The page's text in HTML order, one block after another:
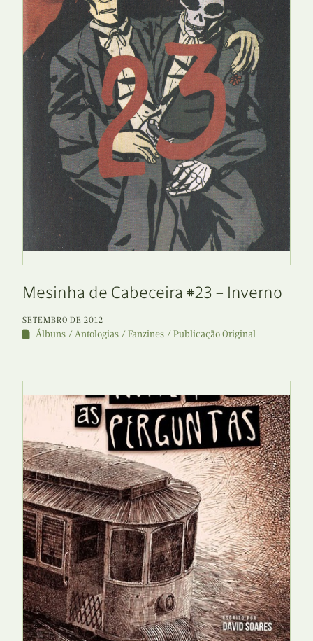
Mesinha de Cabeceira #23 – Inverno
SETEMBRO DE 2012
Álbuns Antologias Fanzines Publicação Original